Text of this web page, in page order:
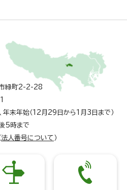
緑町2-2-28
年末年始（12月29日から1月3日まで）
5時まで
法人番号について ）